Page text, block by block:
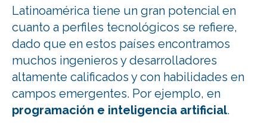
Latinoamérica tiene un gran potencial en
cuanto a perfiles tecnológicos se refiere,
dado que en estos países encontramos
muchos ingenieros y desarrolladores
altamente calificados y con habilidades en
campos emergentes. Por ejemplo, en
programación e inteligencia artificial.